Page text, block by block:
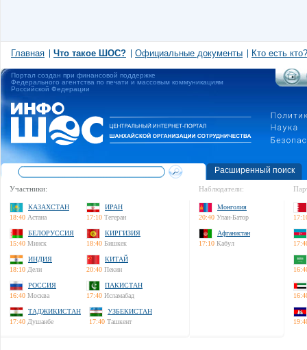
Главная Что такое ШОС? Официальные документы Кто есть кто?
Портал создан при финансовой поддержке
Федерального агентства по печати и массовым коммуникациям
Российской Федерации
Расширенный поиск
Участники:
КАЗАХСТАН
18:40 Астана
ИРАН
17:10 Тегеран
БЕЛОРУССИЯ
15:40 Минск
КИРГИЗИЯ
18:40 Бишкек
ИНДИЯ
18:10 Дели
КИТАЙ
20:40 Пекин
РОССИЯ
16:40 Москва
ПАКИСТАН
17:40 Исламабад
ТАДЖИКИСТАН
17:40 Душанбе
УЗБЕКИСТАН
17:40 Ташкент
Наблюдатели:
Монголия
20:40 Улан-Батор
Афганистан
17:10 Кабул